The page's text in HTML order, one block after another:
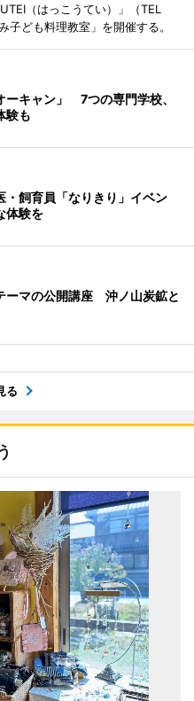
（はっこうてい）」（TEL
ども料理教室」を開催する。
ーキャン」 7つの専門学校、
験も
・飼育員「なりきり」イベン
体験を
ーマの公開講座 沖ノ山炭鉱と
る